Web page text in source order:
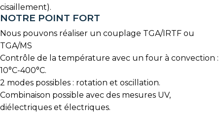
cisaillement).
NOTRE POINT FORT
Nous pouvons réaliser un couplage TGA/IRTF ou
TGA/MS
Contrôle de la température avec un four à convection :
10°C-400°C.
2 modes possibles : rotation et oscillation.
Combinaison possible avec des mesures UV,
diélectriques et électriques.